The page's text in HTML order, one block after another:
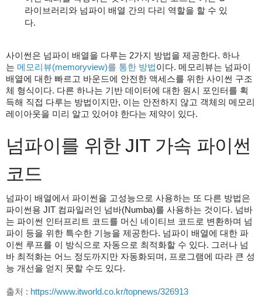
라이브러리와 넘파이 배열 간의 다리 역할을 할 수 있
다.
사이썬은 넘파이 배열을 다루는 2가지 방법을 제공한다. 하나
는 메모리뷰(memoryview)를 통한 방법이다. 메모리뷰는 넘파이
배열에 대한 빠르고 바운드에 안전한 액세스를 위한 사이썬 구조
체 형식이다. 다른 하나는 기반 데이터에 대한 원시 포인터를 획
득해 직접 다루는 방법이지만, 이는 안전하지 않고 객체의 메모리
레이아웃을 미리 알고 있어야 한다는 제약이 있다.
넘파이를 위한 JIT 가속 파이썬
코드
넘파이 배열에서 파이썬을 고성능으로 사용하는 또 다른 방법은
파이썬용 JIT 컴파일러인 넘바(Numba)를 사용하는 것이다. 넘바
는 파이썬 인터프리트 코드를 머신 네이티브 코드로 변환하며 넘
파이 등을 위한 특수한 기능을 제공한다. 넘파이 배열에 대한 파
이썬 루프를 이 방식으로 자동으로 최적화할 수 있다. 그러나 넘
바 최적화는 어느 정도까지만 자동화되며, 프로그램에 따라 큰 성
능 개선을 얻지 못할 수도 있다.
출처 : https://www.itworld.co.kr/topnews/326913